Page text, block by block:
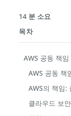
14 분 소요
목차
AWS 공동 책
AWS 공동 책
AWS의 책임:
클라우드 보